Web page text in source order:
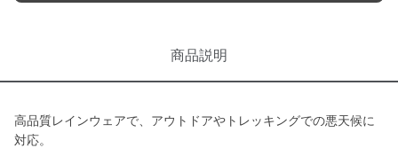
商品説明
高品質レインウェアで、アウトドアやトレッキングでの悪天候に
対応。